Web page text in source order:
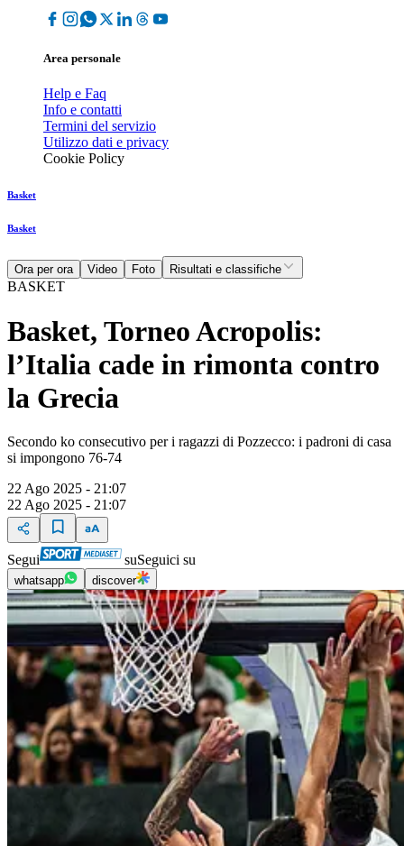
Area personale
Help e Faq
Info e contatti
Termini del servizio
Utilizzo dati e privacy
Cookie Policy
Basket
Basket
Ora per ora Video Foto Risultati e classifiche
BASKET
Basket, Torneo Acropolis:
l’Italia cade in rimonta contro
la Grecia
Secondo ko consecutivo per i ragazzi di Pozzecco: i padroni di casa
si impongono 76-74
22 Ago 2025 - 21:07
22 Ago 2025 - 21:07
Segui suSeguici su
whatsapp discover